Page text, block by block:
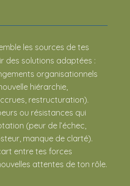
les sources de tes
des solutions adaptées :
organisationnels
hiérarchie,
restructuration).
ou résistances qui
(peur de l’échec,
manque de clarté).
entre tes forces
attentes de ton rôle.